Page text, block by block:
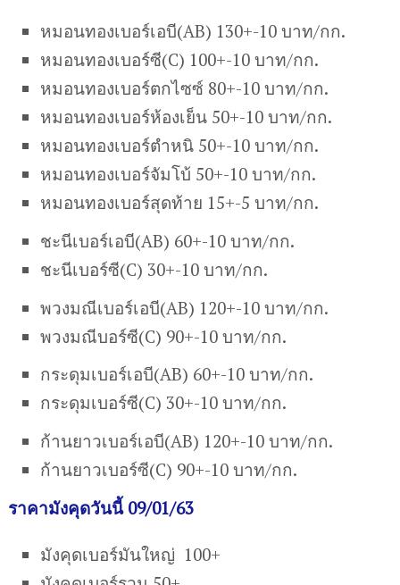
หมอนทองเบอร์เอบี(AB) 130+-10 บาท/กก.
หมอนทองเบอร์ซี(C) 100+-10 บาท/กก.
หมอนทองเบอร์ตกไซซ์ 80+-10 บาท/กก.
หมอนทองเบอร์ห้องเย็น 50+-10 บาท/กก.
หมอนทองเบอร์ตำหนิ 50+-10 บาท/กก.
หมอนทองเบอร์จัมโบ้ 50+-10 บาท/กก.
หมอนทองเบอร์สุดท้าย 15+-5 บาท/กก.
ชะนีเบอร์เอบี(AB) 60+-10 บาท/กก.
ชะนีเบอร์ซี(C) 30+-10 บาท/กก.
พวงมณีเบอร์เอบี(AB) 120+-10 บาท/กก.
พวงมณีบอร์ซี(C) 90+-10 บาท/กก.
กระดุมเบอร์เอบี(AB) 60+-10 บาท/กก.
กระดุมเบอร์ซี(C) 30+-10 บาท/กก.
ก้านยาวเบอร์เอบี(AB) 120+-10 บาท/กก.
ก้านยาวเบอร์ซี(C) 90+-10 บาท/กก.
ราคามังคุดวันนี้ 09/01/63
มังคุดเบอร์มันใหญ่ 100+